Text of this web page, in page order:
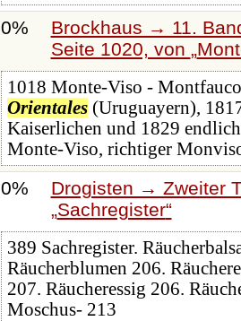
0%
Brockhaus → 11.
Seite 1020, von
1018 Monte-Viso -
Orientales(Uruguayern),
Kaiserlichen und 1829
Monte-Viso, richtiger
0%
Drogisten → Zweiter
Sachregister
389 Sachregister.
Räucherblumen 206.
207. Räucheressig 206.
Moschus- 213